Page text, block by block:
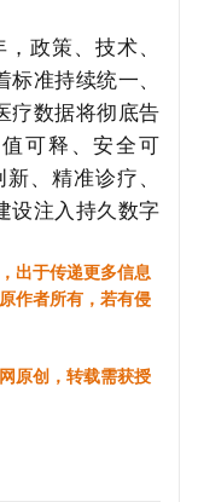
政策、技术、
准持续统一、
疗数据将彻底告
可释、安全可
、精准诊疗、
设注入持久数字
出于传递更多信息
作者所有，若有侵
原创，转载需获授